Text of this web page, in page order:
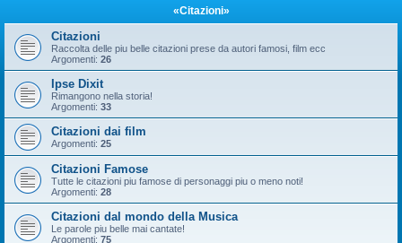
«Citazioni»
Citazioni
Raccolta delle piu belle citazioni prese da autori famosi, film ecc
Argomenti: 26
Ipse Dixit
Rimangono nella storia!
Argomenti: 33
Citazioni dai film
Argomenti: 25
Citazioni Famose
Tutte le citazioni piu famose di personaggi piu o meno noti!
Argomenti: 28
Citazioni dal mondo della Musica
Le parole piu belle mai cantate!
Argomenti: 75